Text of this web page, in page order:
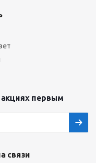
акциях первым
связи